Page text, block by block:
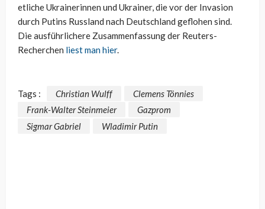
etliche Ukrainerinnen und Ukrainer, die vor der Invasion
durch Putins Russland nach Deutschland geflohen sind.
Die ausführlichere Zusammenfassung der Reuters-
Recherchen liest man hier.
Tags : Christian Wulff
Clemens Tönnies
Frank-Walter Steinmeier
Gazprom
Sigmar Gabriel
Wladimir Putin